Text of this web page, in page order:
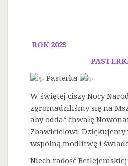
ROK 2025
Pasterka
W świętej ciszy Nocy
zgromadziliśmy się na
aby oddać chwałę
Zbawicielowi. Dziękujemy
wspólną modlitwę i
Niech radość